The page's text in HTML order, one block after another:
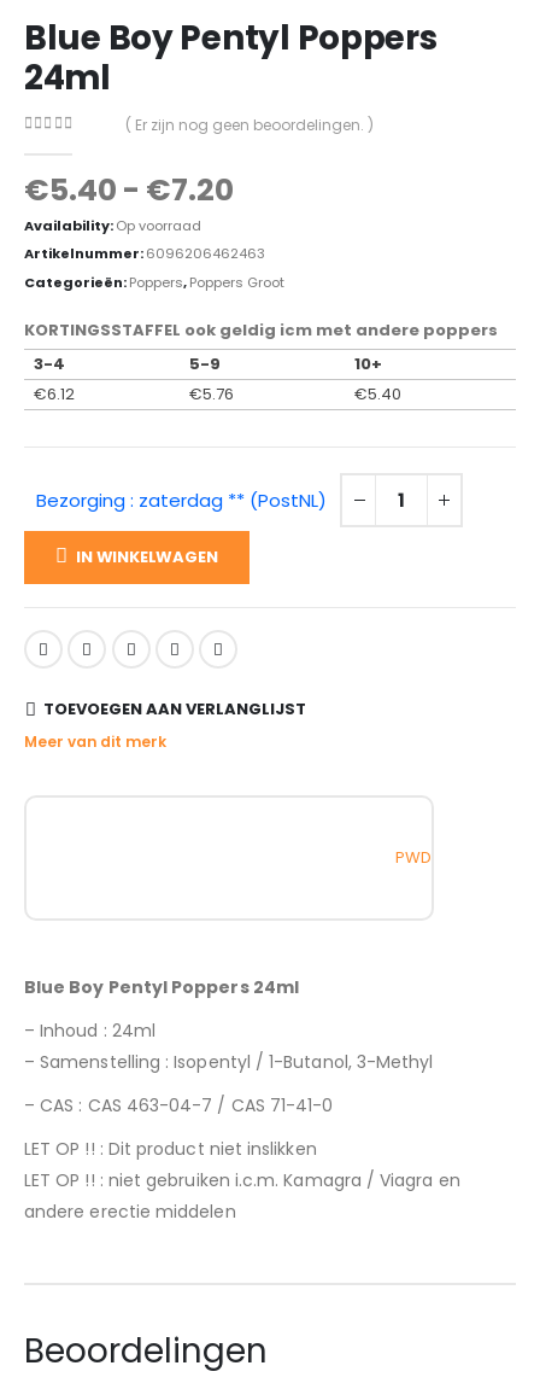
Blue Boy Pentyl Poppers
24ml
( Er zijn nog geen beoordelingen. )
€5.40 - €7.20
Availability:Op voorraad
Artikelnummer:6096206462463
Categorieën:Poppers,Poppers Groot
KORTINGSSTAFFEL ook geldig icm met andere poppers
3-4
5-9
10+
€6.12 €5.76 €5.40
Bezorging : zaterdag ** (PostNL)
IN WINKELWAGEN
TOEVOEGEN AAN VERLANGLIJST
Meer van dit merk
PWD
Blue Boy Pentyl Poppers 24ml
– Inhoud : 24ml
– Samenstelling : Isopentyl / 1-Butanol, 3-Methyl
– CAS : CAS 463-04-7 / CAS 71-41-0
LET OP !! : Dit product niet inslikken
LET OP !! : niet gebruiken i.c.m. Kamagra / Viagra en
andere erectie middelen
Beoordelingen